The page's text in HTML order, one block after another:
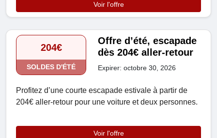
Voir l'offre
204€
SOLDES D'ÉTÉ
Offre d’été, escapade
dès 204€ aller-retour
Expirer: octobre 30, 2026
Profitez d’une courte escapade estivale à partir de
204€ aller-retour pour une voiture et deux personnes.
Voir l'offre